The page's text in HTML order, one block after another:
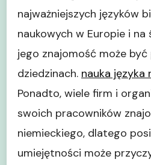
najważniejszych języków
naukowych w Europie i
jego znajomość może
dziedzinach. nauka języka
Ponadto, wiele firm i
swoich pracowników
niemieckiego, dlatego
umiejętności może